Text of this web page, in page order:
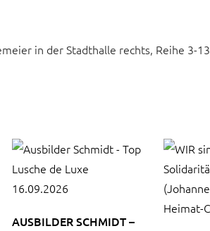
in der Stadthalle rechts, Reihe 3-13
AUSBILDER SCHMIDT –